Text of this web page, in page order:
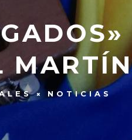
NOTICIAS